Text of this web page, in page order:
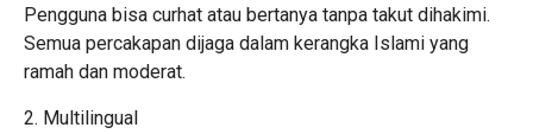
Pengguna bisa curhat atau bertanya tanpa takut dihakimi.
Semua percakapan dijaga dalam kerangka Islami yang
ramah dan moderat.
2. Multilingual